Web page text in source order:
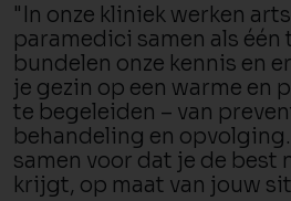
"In onze kliniek werken
paramedici samen als één
bundelen onze kennis en
je gezin op een warme en
te begeleiden – van
behandeling en
samen voor dat je de best
krijgt, op maat van jouw